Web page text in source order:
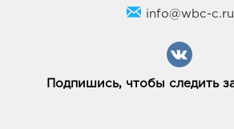
info@wbc-c.ru
Подпишись, чтобы следить